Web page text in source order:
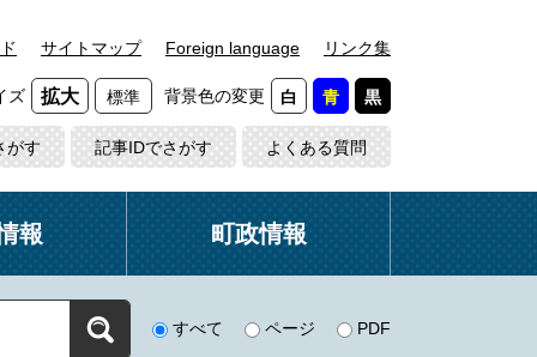
サイトマップ Foreign language リンク集
ズ 拡大 標準 背景色の変更 白 青 黒
がす 記事IDでさがす よくある質問
報 町政情報
すべて ページ PDF